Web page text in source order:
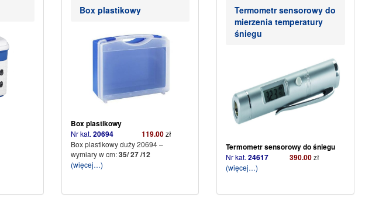
Box plastikowy
Box plastikowy
Nr kat. 20694 119.00 zł
Box plastikowy duży 20694 –
wymiary w cm:35/ 27 /12
(więcej…)
Termometr sensorowy do
mierzenia temperatury
śniegu
Termometr sensorowy do śniegu
Nr kat.24617 390.00zł
(więcej…)